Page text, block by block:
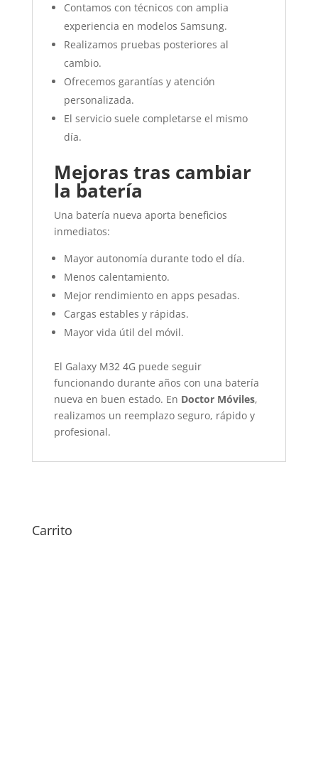
Contamos con técnicos con amplia
experiencia en modelos Samsung.
Realizamos pruebas posteriores al
cambio.
Ofrecemos garantías y atención
personalizada.
El servicio suele completarse el mismo
día.
Mejoras tras cambiar
la batería
Una batería nueva aporta beneficios
inmediatos:
Mayor autonomía durante todo el día.
Menos calentamiento.
Mejor rendimiento en apps pesadas.
Cargas estables y rápidas.
Mayor vida útil del móvil.
El Galaxy M32 4G puede seguir
funcionando durante años con una batería
nueva en buen estado. En Doctor Móviles,
realizamos un reemplazo seguro, rápido y
profesional.
Carrito